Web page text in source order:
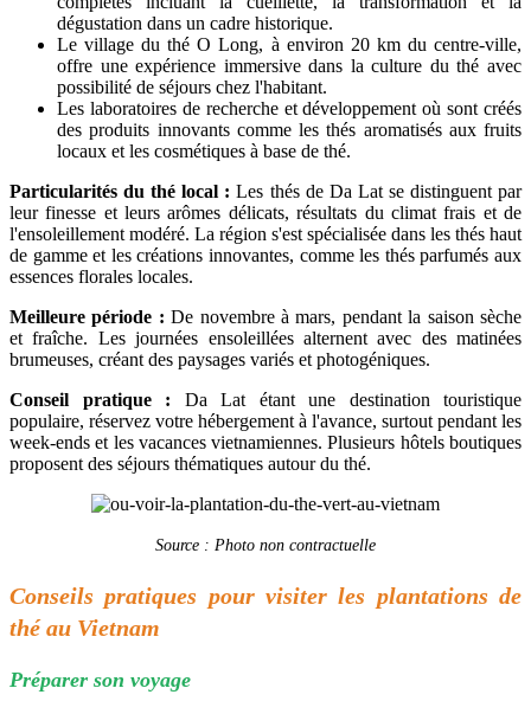
dégustation dans un cadre historique.
Le village du thé O Long, à environ 20 km du centre-ville,
offre une expérience immersive dans la culture du thé avec
possibilité de séjours chez l'habitant.
Les laboratoires de recherche et développement où sont créés
des produits innovants comme les thés aromatisés aux fruits
locaux et les cosmétiques à base de thé.
Particularités du thé local : Les thés de Da Lat se distinguent par
leur finesse et leurs arômes délicats, résultats du climat frais et de
l'ensoleillement modéré. La région s'est spécialisée dans les thés haut
de gamme et les créations innovantes, comme les thés parfumés aux
essences florales locales.
Meilleure période : De novembre à mars, pendant la saison sèche
et fraîche. Les journées ensoleillées alternent avec des matinées
brumeuses, créant des paysages variés et photogéniques.
Conseil pratique : Da Lat étant une destination touristique
populaire, réservez votre hébergement à l'avance, surtout pendant les
week-ends et les vacances vietnamiennes. Plusieurs hôtels boutiques
proposent des séjours thématiques autour du thé.
Source : Photo non contractuelle
Conseils pratiques pour visiter les plantations de
thé au Vietnam
Préparer son voyage